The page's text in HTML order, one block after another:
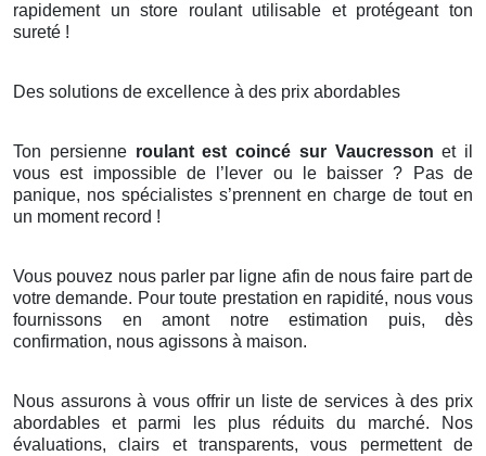
rapidement un store roulant utilisable et protégeant ton
sureté !
Des solutions de excellence à des prix abordables
Ton persienne roulant est coincé sur Vaucresson et il
vous est impossible de l’lever ou le baisser ? Pas de
panique, nos spécialistes s’prennent en charge de tout en
un moment record !
Vous pouvez nous parler par ligne afin de nous faire part de
votre demande. Pour toute prestation en rapidité, nous vous
fournissons en amont notre estimation puis, dès
confirmation, nous agissons à maison.
Nous assurons à vous offrir un liste de services à des prix
abordables et parmi les plus réduits du marché. Nos
évaluations, clairs et transparents, vous permettent de